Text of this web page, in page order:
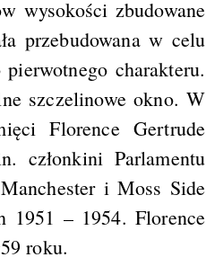
wysokości zbudowane
przebudowana w celu
charakteru.
szczelinowe okno. W
Florence Gertrude
członkini Parlamentu
i Moss Side
– 1954. Florence
roku.